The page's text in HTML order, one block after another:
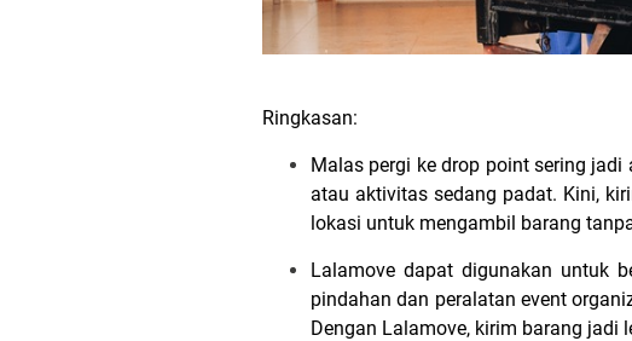
Ringkasan:
Malas pergi ke drop point sering
atau aktivitas sedang padat. Kini,
lokasi untuk mengambil barang
Lalamove dapat digunakan untuk
pindahan dan peralatan event
Dengan Lalamove, kirim barang jadi